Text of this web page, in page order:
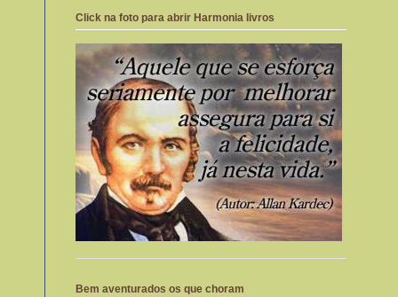
Click na foto para abrir Harmonia livros
Bem aventurados os que choram